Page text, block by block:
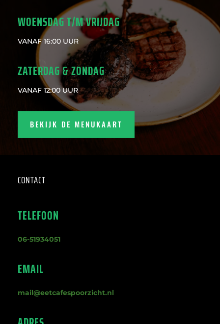
WOENSDAG T/M VRIJDAG
VANAF 16:00 UUR
ZATERDAG & ZONDAG
VANAF 12:00 UUR
BEKIJK DE MENUKAART
CONTACT
TELEFOON
06-51934051
EMAIL
mail@eetcafespoorzicht.nl